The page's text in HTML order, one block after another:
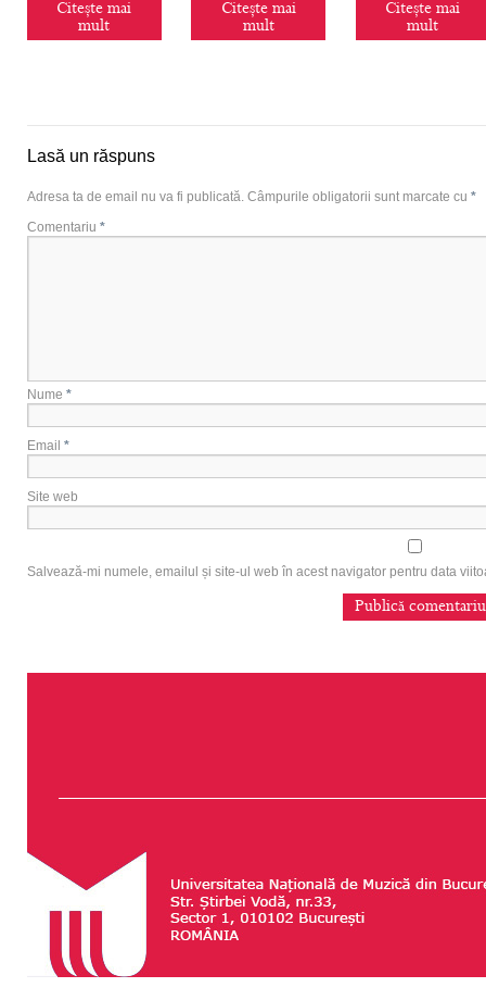
Citește mai
mult
Citește mai
mult
Citește mai
mult
Lasă un răspuns
Adresa ta de email nu va fi publicată. Câmpurile obligatorii sunt marcate cu *
Comentariu *
Nume *
Email *
Site web
Salvează-mi numele, emailul și site-ul web în acest navigator pentru data